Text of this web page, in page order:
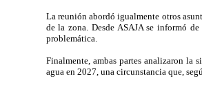
La reunión abordó igualmente otros
de la zona. Desde ASAJA se informó
problemática.
Finalmente, ambas partes analizaron la
agua en 2027, una circunstancia que,